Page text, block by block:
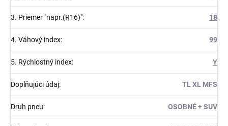
3. Priemer "napr.(R16)": 18
4. Váhový index: 99
5. Rýchlostný index: Y
Doplňujúci údaj: TL XL MFS
Druh pneu: OSOBNÉ + SUV